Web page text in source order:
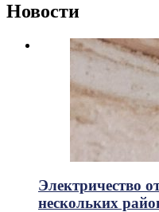
Новости
Электричество
нескольких